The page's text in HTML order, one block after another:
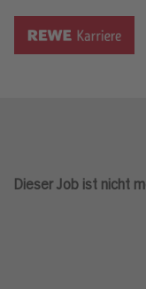
Dieser Job ist nicht